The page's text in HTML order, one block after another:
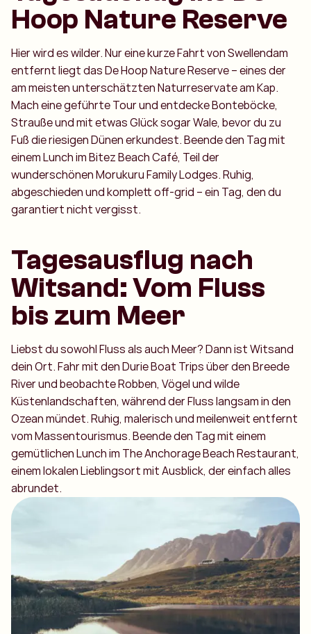
Hoop Nature Reserve
Hier wird es wilder. Nur eine kurze Fahrt von Swellendam
entfernt liegt das De Hoop Nature Reserve – eines der
am meisten unterschätzten Naturreservate am Kap.
Mach eine geführte Tour und entdecke Bonteböcke,
Strauße und mit etwas Glück sogar Wale, bevor du zu
Fuß die riesigen Dünen erkundest. Beende den Tag mit
einem Lunch im Bitez Beach Café, Teil der
wunderschönen Morukuru Family Lodges. Ruhig,
abgeschieden und komplett off-grid – ein Tag, den du
garantiert nicht vergisst.
Tagesausflug nach
Witsand: Vom Fluss
bis zum Meer
Liebst du sowohl Fluss als auch Meer? Dann ist Witsand
dein Ort. Fahr mit den Durie Boat Trips über den Breede
River und beobachte Robben, Vögel und wilde
Küstenlandschaften, während der Fluss langsam in den
Ozean mündet. Ruhig, malerisch und meilenweit entfernt
vom Massentourismus. Beende den Tag mit einem
gemütlichen Lunch im The Anchorage Beach Restaurant,
einem lokalen Lieblingsort mit Ausblick, der einfach alles
abrundet.